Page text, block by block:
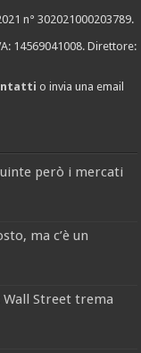
n° 302021000203789.
14569041008. Direttore:
o invia una email
però i mercati
ma c’è un
Wall Street trema